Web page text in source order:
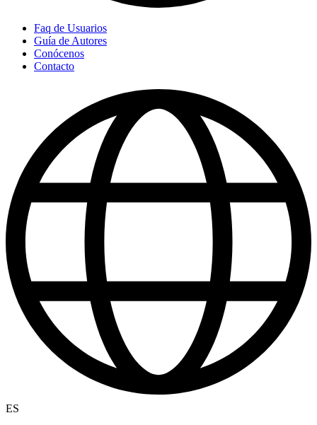
Faq de Usuarios
Guía de Autores
Conócenos
Contacto
ES